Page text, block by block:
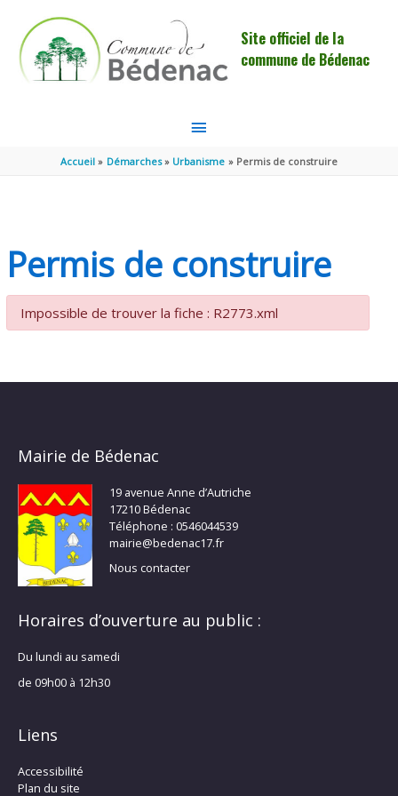
Site officiel de la
commune de Bédenac
MENU
PRINCIPAL
Accueil Démarches Urbanisme Permis de construire
Permis de construire
Impossible de trouver la fiche : R2773.xml
Mairie de Bédenac
19 avenue Anne d’Autriche
17210 Bédenac
Téléphone : 0546044539
mairie@bedenac17.fr
Nous contacter
Horaires d’ouverture au public :
Du lundi au samedi
de 09h00 à 12h30
Liens
Accessibilité
Plan du site